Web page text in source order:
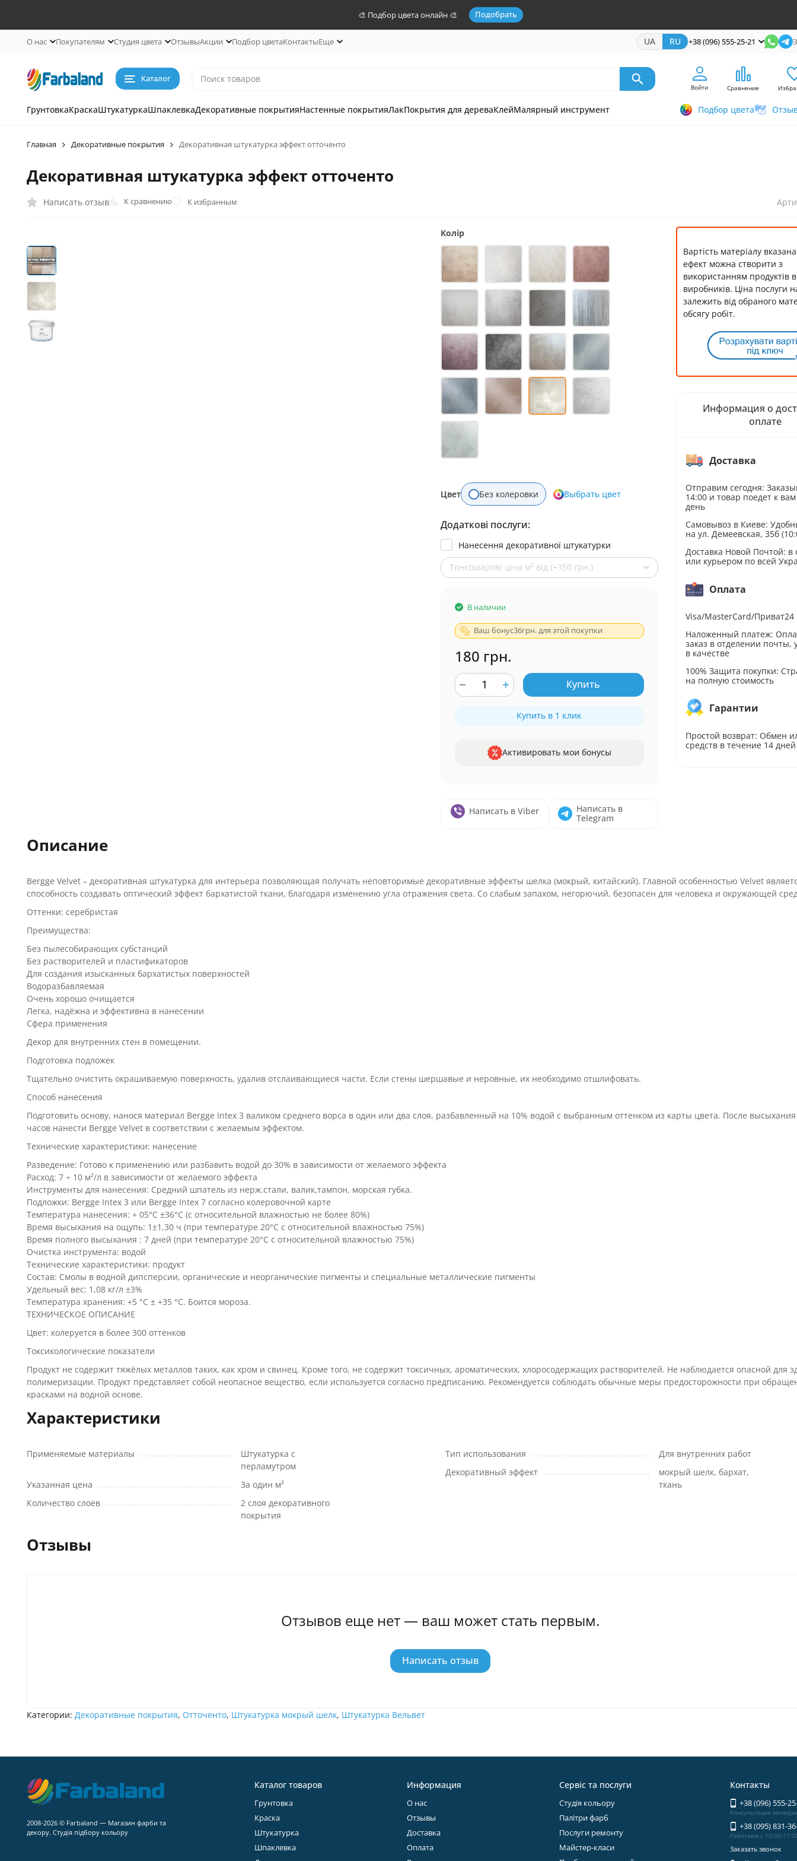
🎨 Подбор цвета онлайн 🎨 Подобрать
О нас Покупателям Студия цвета ОтзывыАкции Подбор цветаКонтактыЕще UA RU +38 (096) 555-25-21
Каталог
Войти Сравнение
ГрунтовкаКраскаШтукатуркаШпаклевкаДекоративные покрытияНастенные покрытияЛакПокрытия для дереваКлейМалярный инструмент Подбор цвета
Главная Декоративные покрытия Декоративная штукатурка эффект отточенто
Декоративная штукатурка эффект отточенто
Написать отзыв К сравнению К избранным
Колір
Цвет Без колеровки Выбрать цвет
Додаткові послуги:
Нанесення декоративної штукатурки
Тонкошарові ціна м² від (+350 грн.)
В наличии
Ваш бонус36грн. для этой покупки
180 грн.
Купить
Купить в 1 клик
Активировать мои бонусы
Написать в Viber
Написать в
Telegram
Вартість матеріалу
ефект можна створити з
використанням продуктів
виробників. Ціна послуги
залежить від обраного
обсягу робіт.
Информация о
оплате
Доставка
Отправим сегодня:
14:00 и товар поедет к
день
Самовывоз в Киеве:
на ул. Демеевская, 35б
Доставка Новой Почтой: в
или курьером по всей
Оплата
Visa/MasterCard/Приват24
Наложенный платеж:
заказ в отделении почты,
в качестве
100% Защита покупки:
на полную стоимость
Гарантии
Простой возврат: Обмен
средств в течение 14 дней
Описание
Bergge Velvet – декоративная штукатурка для интерьера позволяющая получать неповторимые декоративные эффекты шелка (мокрый, китайский). Главной особенностью Velvet
способность создавать оптический эффект бархатистой ткани, благодаря изменению угла отражения света. Со слабым запахом, негорючий, безопасен для человека и окружающей
Оттенки: серебристая
Преимущества:
Без пылесобирающих субстанций
Без растворителей и пластификаторов
Для создания изысканных бархатистых поверхностей
Водоразбавляемая
Очень хорошо очищается
Легка, надёжна и эффективна в нанесении
Сфера применения
Декор для внутренних стен в помещении.
Подготовка подложек
Тщательно очистить окрашиваемую поверхность, удалив отслаивающиеся части. Если стены шершавые и неровные, их необходимо отшлифовать.
Способ нанесения
Подготовить основу, нанося материал Bergge Intex 3 валиком среднего ворса в один или два слоя, разбавленный на 10% водой с выбранным оттенком из карты цвета. После
часов нанести Bergge Velvet в соответствии с желаемым эффектом.
Технические характеристики: нанесение
Разведение: Готово к применению или разбавить водой до 30% в зависимости от желаемого эффекта
Расход: 7 ÷ 10 м²/л в зависимости от желаемого эффекта
Инструменты для нанесения: Средний шпатель из нерж.стали, валик,тампон, морская губка.
Подложки: Bergge Intex 3 или Bergge Intex 7 согласно колеровочной карте
Температура нанесения: + 05°C ±36°C (с относительной влажностью не более 80%)
Время высыхания на ощупь: 1±1,30 ч (при температуре 20°C с относительной влажностью 75%)
Время полного высыхания : 7 дней (при температуре 20°C с относительной влажностью 75%)
Очистка инструмента: водой
Технические характеристики: продукт
Состав: Смолы в водной дипсперсии, органические и неорганические пигменты и специальные металлические пигменты
Удельный вес: 1,08 кг/л ±3%
Температура хранения: +5 °C ± +35 °C. Боится мороза.
ТЕХНИЧЕСКОЕ ОПИСАНИЕ
Цвет: колеруется в более 300 оттенков
Токсикологические показатели
Продукт не содержит тяжёлых металлов таких, как хром и свинец. Кроме того, не содержит токсичных, ароматических, хлоросодержащих растворителей. Не наблюдается опасной для
полимеризации. Продукт представляет собой неопасное вещество, если используется согласно предписанию. Рекомендуется соблюдать обычные меры предосторожности при
красками на водной основе.
Характеристики
Применяемые материалы
Штукатурка с
перламутром
Указанная цена
За один м²
Количество слоев
2 слоя декоративного
покрытия
Тип использования
Для внутренних работ
Декоративный эффект
мокрый шелк, бархат,
ткань
Отзывы
Отзывов еще нет — ваш может стать первым.
Написать отзыв
Категории: Декоративные покрытия, Отточенто, Штукатурка мокрый шелк, Штукатурка Вельвет
2008-2026 © Farbaland — Магазин фарби та
декору. Студія підбору кольору
Каталог товаров
Грунтовка
Краска
Штукатурка
Шпаклевка
Информация
О нас
Отзывы
Доставка
Оплата
Сервіс та послуги
Студія кольору
Палітри фарб
Послуги ремонту
Майстер-класи
Контакты
+38 (096) 555-
Консультация
+38 (095) 831-
Работаем с 10:00-
Заказать звонок